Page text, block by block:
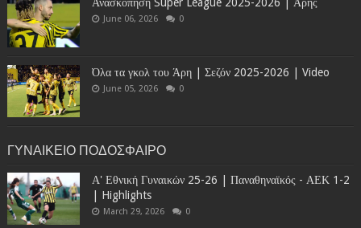
June 06, 2026 0
Όλα τα γκολ του Άρη | Σεζόν 2025-2026 | Video
June 05, 2026 0
ΓΥΝΑΙΚΕΙΟ ΠΟΔΟΣΦΑΙΡΟ
Α' Εθνική Γυναικών 25-26 | Παναθηναϊκός - ΑΕΚ 1-2
| Highlights
March 29, 2026 0